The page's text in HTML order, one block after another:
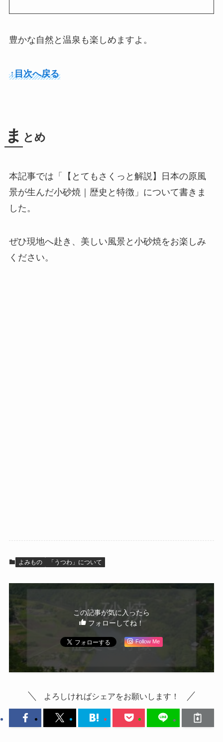
豊かな自然と温泉も楽しめますよ。
↑目次へ戻る
ま とめ
本記事では「【とてもさくっと解説】日本の原風
景が生んだ小砂焼｜歴史と特徴」について書きま
した。
ぜひ現地へ赴き、美しい風景と小砂焼をお楽しみ
ください。
よみもの 「うつわ」について
この記事が気に入ったら
フォローしてね！
Follow Me
よろしければシェアをお願いします！